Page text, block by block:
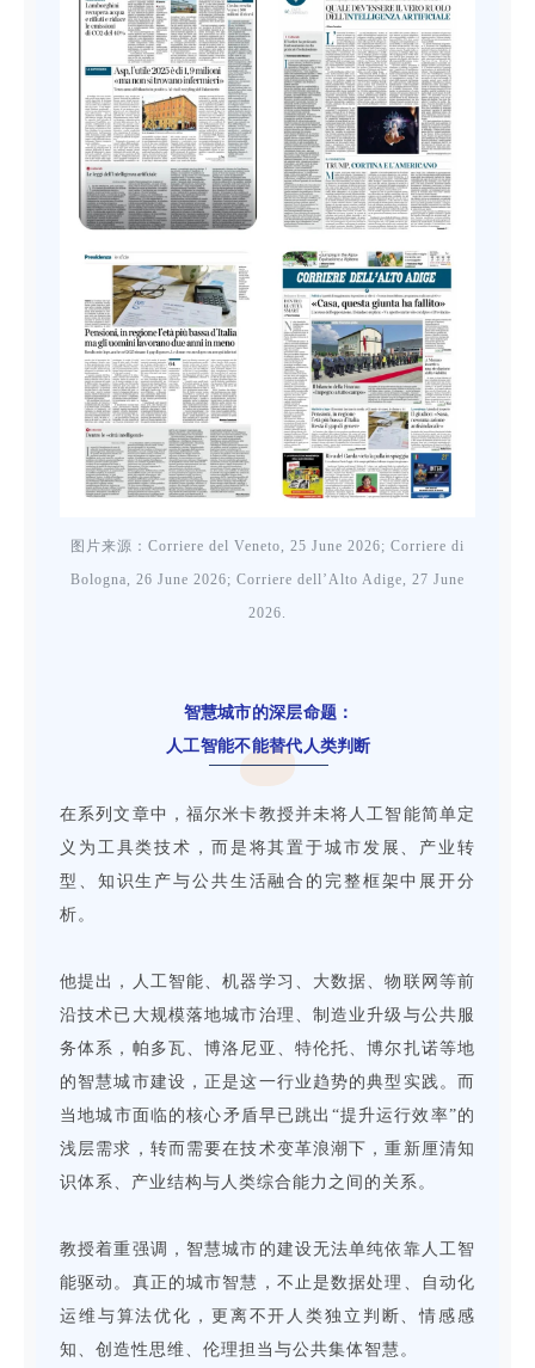
图片来源： Corriere del Veneto, 25 June 2026; Corriere di
Bologna, 26 June 2026; Corriere dell’Alto Adige, 27 June
2026.
智慧城市的深层命题：
人工智能不能替代人类判断
在系列文章中，福尔米卡教授并未将人工智能简单定
义为工具类技术，而是将其置于城市发展、产业转
型、知识生产与公共生活融合的完整框架中展开分
析。
他提出，人工智能、机器学习、大数据、物联网等前
沿技术已大规模落地城市治理、制造业升级与公共服
务体系，帕多瓦、博洛尼亚、特伦托、博尔扎诺等地
的智慧城市建设，正是这一行业趋势的典型实践。而
当地城市面临的核心矛盾早已跳出“提升运行效率”的
浅层需求，转而需要在技术变革浪潮下，重新厘清知
识体系、产业结构与人类综合能力之间的关系。
教授着重强调，智慧城市的建设无法单纯依靠人工智
能驱动。真正的城市智慧，不止是数据处理、自动化
运维与算法优化，更离不开人类独立判断、情感感
知、创造性思维、伦理担当与公共集体智慧。